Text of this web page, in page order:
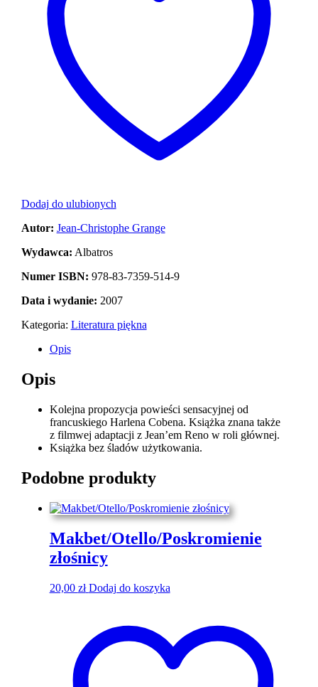
Dodaj do ulubionych
Autor: Jean-Christophe Grange
Wydawca: Albatros
Numer ISBN: 978-83-7359-514-9
Data i wydanie: 2007
Kategoria: Literatura piękna
Opis
Opis
Kolejna propozycja powieści sensacyjnej od
francuskiego Harlena Cobena. Książka znana także
z filmwej adaptacji z Jean’em Reno w roli głównej.
Książka bez śladów użytkowania.
Podobne produkty
Makbet/Otello/Poskromienie
złośnicy
20,00 zł Dodaj do koszyka